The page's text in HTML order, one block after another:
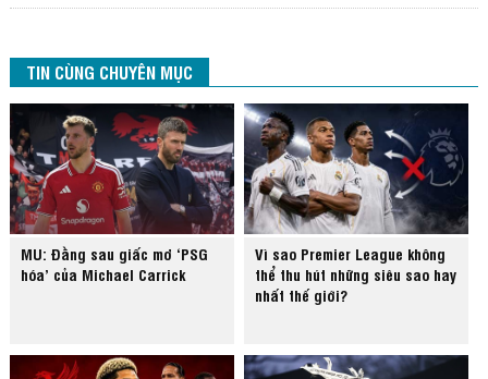
TIN CÙNG CHUYÊN MỤC
MU: Đằng sau giấc mơ ‘PSG
hóa’ của Michael Carrick
Vì sao Premier League không
thể thu hút những siêu sao hay
nhất thế giới?